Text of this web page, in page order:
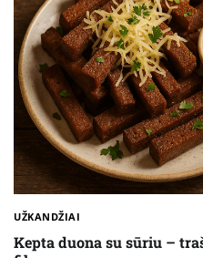
UŽKANDŽIAI
Kepta duona su sūriu –